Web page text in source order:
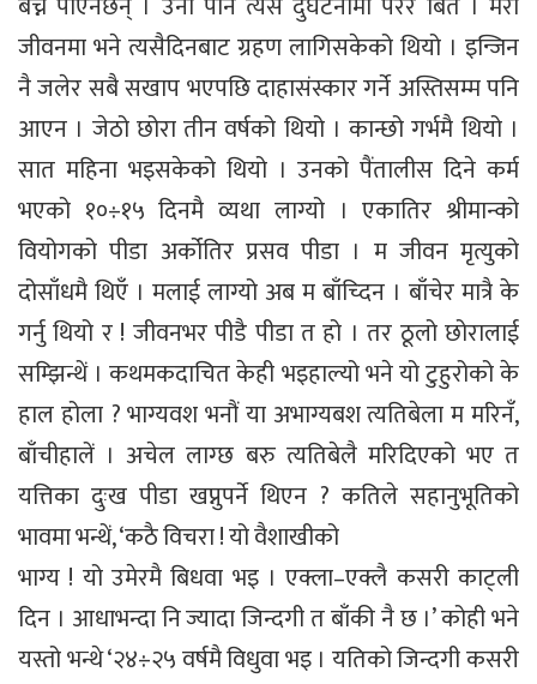
जीवनमा भने त्यसैदिनबाट ग्रहण लागिसकेको थियो । इन्जिन
नै जलेर सबै सखाप भएपछि दाहासंस्कार गर्ने अस्तिसम्म पनि
आएन । जेठो छोरा तीन वर्षको थियो । कान्छो गर्भमै थियो ।
सात महिना भइसकेको थियो । उनको पैंतालीस दिने कर्म
भएको १०÷१५ दिनमै व्यथा लाग्यो । एकातिर श्रीमान्को
वियोगको पीडा अर्कोतिर प्रसव पीडा । म जीवन मृत्युको
दोसाँधमै थिएँ । मलाई लाग्यो अब म बाँच्दिन । बाँचेर मात्रै के
गर्नु थियो र ! जीवनभर पीडै पीडा त हो । तर ठूलो छोरालाई
सम्झिन्थें । कथमकदाचित केही भइहाल्यो भने यो टुहुरोको के
हाल होला ? भाग्यवश भनौं या अभाग्यबश त्यतिबेला म मरिनँ,
बाँचीहालें । अचेल लाग्छ बरु त्यतिबेलै मरिदिएको भए त
यत्तिका दुःख पीडा खप्नुपर्ने थिएन ? कतिले सहानुभूतिको
भावमा भन्थें, ‘कठै विचरा ! यो वैशाखीको
भाग्य ! यो उमेरमै बिधवा भइ । एक्ला–एक्लै कसरी काट्ली
दिन । आधाभन्दा नि ज्यादा जिन्दगी त बाँकी नै छ ।’ कोही भने
यस्तो भन्थे ‘२४÷२५ वर्षमै विधुवा भइ । यतिको जिन्दगी कसरी